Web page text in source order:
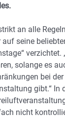
an alle
seine
verzichtet.
solange es
bei
gibt.“ In
nicht